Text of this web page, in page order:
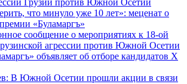
что минуло уже 10 лет»: меценат о
«Буламаргъ»
сообщение о мероприятиях к 18-ой
агрессии против Южной Осетии
объявляет об отборе кандидатов Х
В Южной Осетии прошли акции в связи